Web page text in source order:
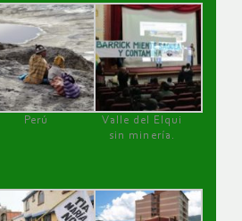
Perú
Valle del Elqui
sin minería.